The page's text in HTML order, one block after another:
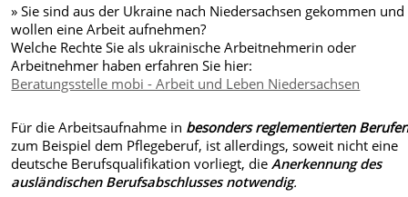
» Sie sind aus der Ukraine nach Niedersachsen gekommen und
wollen eine Arbeit aufnehmen?
Welche Rechte Sie als ukrainische Arbeitnehmerin oder
Arbeitnehmer haben erfahren Sie hier:
Beratungsstelle mobi - Arbeit und Leben Niedersachsen
Für die Arbeitsaufnahme in besonders reglementierten
zum Beispiel dem Pflegeberuf, ist allerdings, soweit nicht eine
deutsche Berufsqualifikation vorliegt, dieAnerkennung des
ausländischen Berufsabschlusses notwendig.